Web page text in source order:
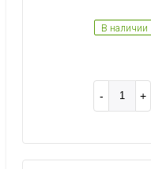
В наличии